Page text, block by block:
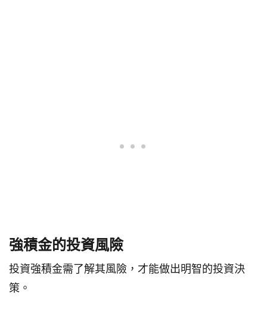
強積金的投資風險
投資強積金需了解其風險，才能做出明智的投資決
策。